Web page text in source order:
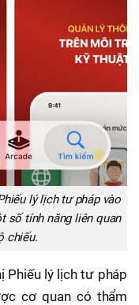
lý lịch tư pháp vào
số tính năng liên quan
chiếu.
Phiếu lý lịch tư pháp
cơ quan có thẩm